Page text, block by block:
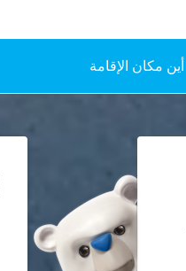
أين مكان الإقامة